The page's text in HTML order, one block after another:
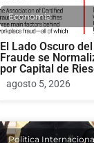
Economia
El Lado Oscuro
Fraude se
por Capital de
agosto 5, 2026
Politica